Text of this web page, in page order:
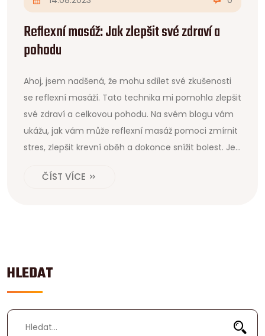
HLEDAT
Reflexní masáž: Jak zlepšit své zdraví a
pohodu
Ahoj, jsem nadšená, že mohu sdílet své zkušenosti
se reflexní masáží. Tato technika mi pomohla zlepšit
své zdraví a celkovou pohodu. Na svém blogu vám
ukážu, jak vám může reflexní masáž pomoci zmírnit
stres, zlepšit krevní oběh a dokonce snížit bolest. Je
Připojte se ke mně a objevte, jak reflexní masáž
ČÍST VÍCE